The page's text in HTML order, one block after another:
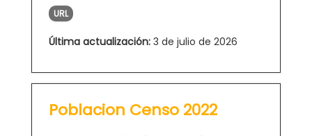
URL
Última actualización: 3 de julio de 2026
Poblacion Censo 2022